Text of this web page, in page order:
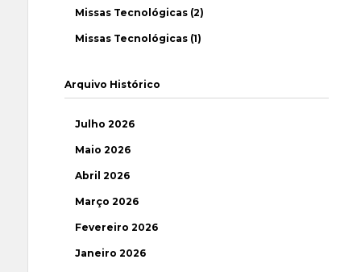
Missas Tecnológicas (2)
Missas Tecnológicas (1)
Arquivo Histórico
Julho 2026
Maio 2026
Abril 2026
Março 2026
Fevereiro 2026
Janeiro 2026